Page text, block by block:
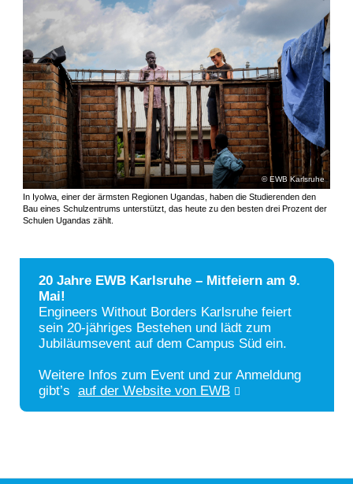
EWB Karlsruhe
In Iyolwa, einer der ärmsten Regionen Ugandas, haben die Studierenden den
Bau eines Schulzentrums unterstützt, das heute zu den besten drei Prozent der
Schulen Ugandas zählt.
20 Jahre EWB Karlsruhe – Mitfeiern am 9.
Mai!
Engineers Without Borders Karlsruhe feiert
sein 20-jähriges Bestehen und lädt zum
Jubiläumsevent auf dem Campus Süd ein.
Weitere Infos zum Event und zur Anmeldung
gibt’s auf der Website von EWB